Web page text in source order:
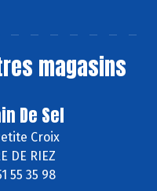
magasins
De Sel
Croix
DE RIEZ
55 35 98